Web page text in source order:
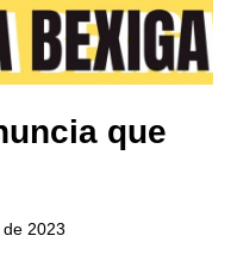
que
2023